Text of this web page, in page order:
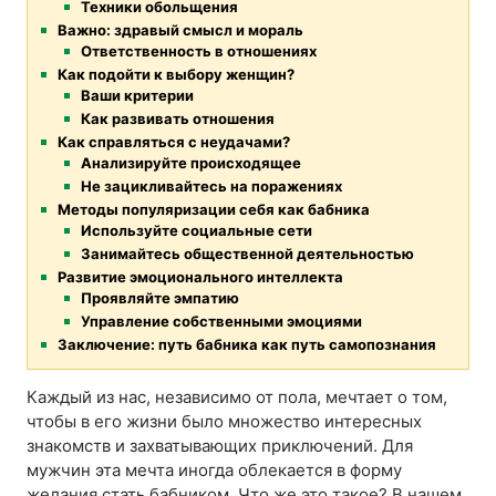
Техники обольщения
Важно: здравый смысл и мораль
Ответственность в отношениях
Как подойти к выбору женщин?
Ваши критерии
Как развивать отношения
Как справляться с неудачами?
Анализируйте происходящее
Не зацикливайтесь на поражениях
Методы популяризации себя как бабника
Используйте социальные сети
Занимайтесь общественной деятельностью
Развитие эмоционального интеллекта
Проявляйте эмпатию
Управление собственными эмоциями
Заключение: путь бабника как путь самопознания
Каждый из нас, независимо от пола, мечтает о том,
чтобы в его жизни было множество интересных
знакомств и захватывающих приключений. Для
мужчин эта мечта иногда облекается в форму